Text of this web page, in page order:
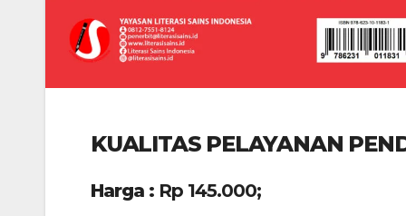
KUALITAS PELAYANAN
Harga : Rp 145.000;